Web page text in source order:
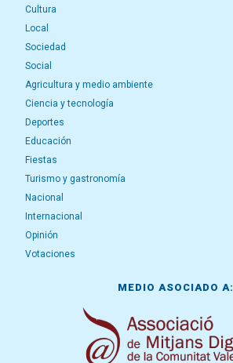
Cultura
Local
Sociedad
Social
Agricultura y medio ambiente
Ciencia y tecnología
Deportes
Educación
Fiestas
Turismo y gastronomía
Nacional
Internacional
Opinión
Votaciones
MEDIO ASOCIADO A: